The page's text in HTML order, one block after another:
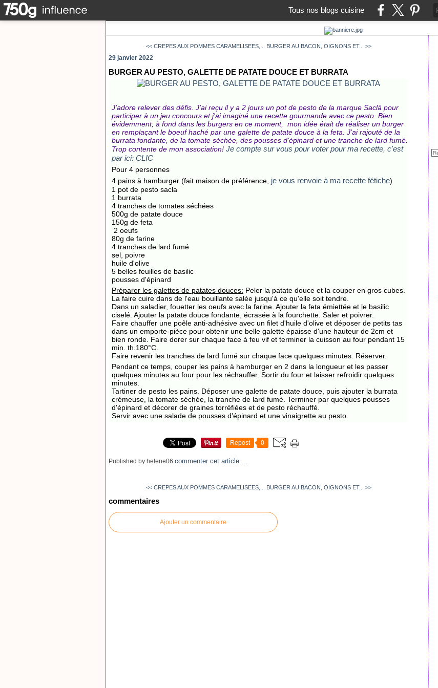
Tous nos blogs cuisine
<< CREPES AUX POMMES CARAMELISEES,... BURGER AU BACON, OIGNONS ET... >>
29 janvier 2022
BURGER AU PESTO, GALETTE DE PATATE DOUCE ET BURRATA
J'adore relever des défis. J'ai reçu il y a 2 jours un pot de pesto de la marque Saclà pour
participer à un jeu concours et j'ai imaginé une recette gourmande avec ce pesto. Bien
évidemment, à fond dans les burgers en ce moment, mon idée était de réaliser un burger
en remplaçant le boeuf haché par une galette de patate douce à la feta. J'ai rajouté de la
burrata fondante, de la tomate séchée, des pousses d'épinard et une tranche de lard fumé.
Trop contente de mon association! Je compte sur vous pour voter pour ma recette, c'est
par ici: CLIC
Pour 4 personnes
4 pains à hamburger (fait maison de préférence, je vous renvoie à ma recette fétiche)
1 pot de pesto sacla
1 burrata
4 tranches de tomates séchées
500g de patate douce
150g de feta
2 oeufs
80g de farine
4 tranches de lard fumé
sel, poivre
huile d'olive
5 belles feuilles de basilic
pousses d'épinard
Préparer les galettes de patates douces: Peler la patate douce et la couper en gros cubes.
La faire cuire dans de l'eau bouillante salée jusqu'à ce qu'elle soit tendre.
Dans un saladier, fouetter les oeufs avec la farine. Ajouter la feta émiettée et le basilic
ciselé. Ajouter la patate douce fondante, écrasée à la fourchette. Saler et poivrer.
Faire chauffer une poêle anti-adhésive avec un filet d'huile d'olive et déposer de petits tas
dans un emporte-pièce pour obtenir une belle galette épaisse d'une hauteur de 2cm et
bien ronde. Faire dorer sur chaque face à feu vif et terminer la cuisson au four pendant 15
min. th.180°C.
Faire revenir les tranches de lard fumé sur chaque face quelques minutes. Réserver.
Pendant ce temps, couper les pains à hamburger en 2 dans la longueur et les passer
quelques minutes au four pour les réchauffer. Sortir du four et laisser refroidir quelques
minutes.
Tartiner de pesto les pains. Déposer une galette de patate douce, puis ajouter la burrata
crémeuse, la tomate séchée, la tranche de lard fumé. Terminer par quelques pousses
d'épinard et décorer de graines torréfiées et de pesto réchauffé.
Servir avec une salade de pousses d'épinard et une vinaigrette au pesto.
Repost 0
Published by helene06 commenter cet article …
<< CREPES AUX POMMES CARAMELISEES,... BURGER AU BACON, OIGNONS ET... >>
commentaires
Ajouter un commentaire